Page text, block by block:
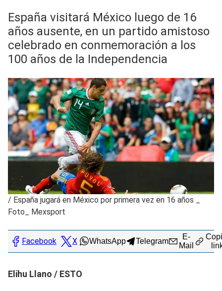
España visitará México luego de 16
años ausente, en un partido amistoso
celebrado en conmemoración a los
100 años de la Independencia
/ España jugará en México por primera vez en 16 años _
Foto_ Mexsport
Facebook X WhatsApp Telegram
E-
Mail
Elihu Llano / ESTO